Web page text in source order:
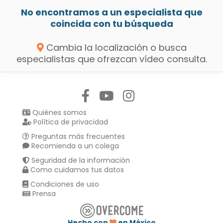
No encontramos a un especialista que
coincida con tu búsqueda
Cambia la localización o busca
especialistas que ofrezcan vídeo consulta.
Quiénes somos
Política de privacidad
Preguntas más frecuentes
Recomienda a un colega
Seguridad de la información
Como cuidamos tus datos
Condiciones de uso
Prensa